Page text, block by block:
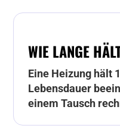
WIE LANGE
Eine Heizung hält
Lebensdauer
einem Tausch